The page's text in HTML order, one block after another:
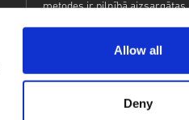
Allow all
Deny
metodes ir pilnībā aizsargātas.